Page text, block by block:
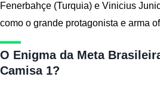
Fenerbahçe (Turquia) e Vinicius
como o grande protagonista e arma
O Enigma da Meta
Camisa 1?